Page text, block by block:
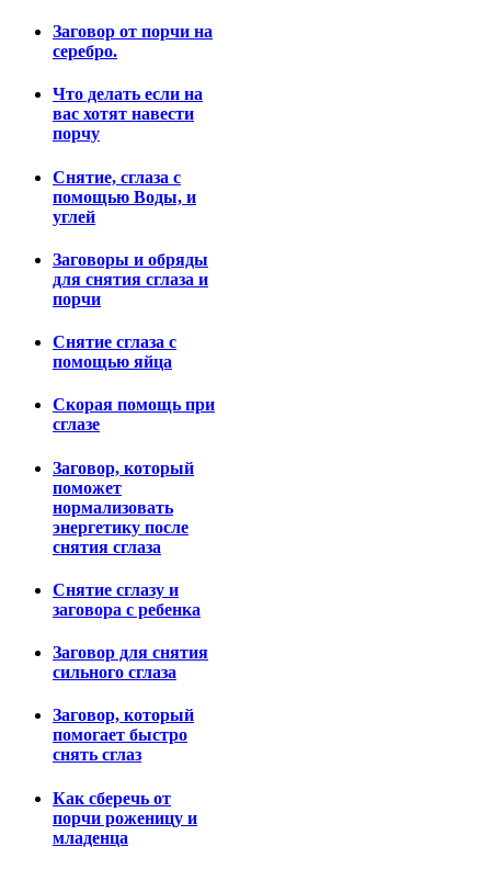
Заговор от порчи на
серебро.
Что делать если на
вас хотят навести
порчу
Снятие, сглаза с
помощью Воды, и
углей
Заговоры и обряды
для снятия сглаза и
порчи
Снятие сглаза с
помощью яйца
Скорая помощь при
сглазе
Заговор, который
поможет
нормализовать
энергетику после
снятия сглаза
Снятие сглазу и
заговора с ребенка
Заговор для снятия
сильного сглаза
Заговор, который
помогает быстро
снять сглаз
Как сберечь от
порчи роженицу и
младенца